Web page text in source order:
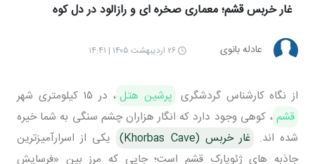
غار خربس قشم؛ معماری صخره ای و رازآلود در دل کوه
عادله بانوی ۲۶ اردیبهشت ۱۴۰۵ | ۱۴:۴۱
از نگاه کارشناس گردشگری پرشین هتل ، در ۱۵ کیلومتری شهر
قشم، کوهی وجود دارد که انگار هزاران چشم سنگی به شما خیره
شده اند. غار خربس (Khorbas Cave)
یکی از اسرارآمیزترین
جاذبه های ژئوپارک قشم است؛ جایی که مرز بین «فرسایش